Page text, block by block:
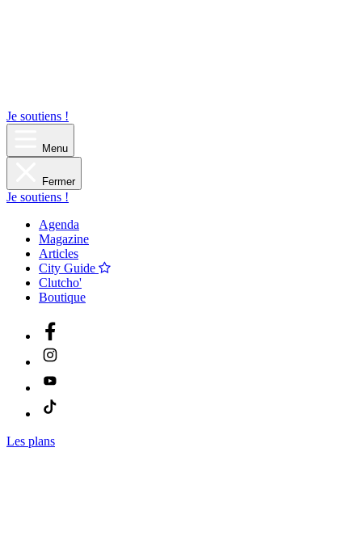
Je soutiens !
Menu
Fermer
Je soutiens !
Agenda
Magazine
Articles
City Guide
Clutcho'
Boutique
Les plans